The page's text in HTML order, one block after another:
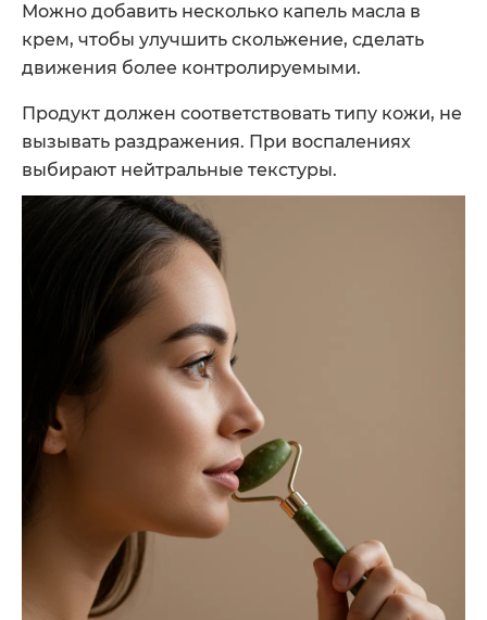
Можно добавить несколько капель масла в
крем, чтобы улучшить скольжение, сделать
движения более контролируемыми.
Продукт должен соответствовать типу кожи, не
вызывать раздражения. При воспалениях
выбирают нейтральные текстуры.